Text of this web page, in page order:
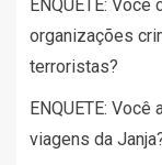
ENQUETE:
organizações
terroristas?
ENQUETE:
viagens da